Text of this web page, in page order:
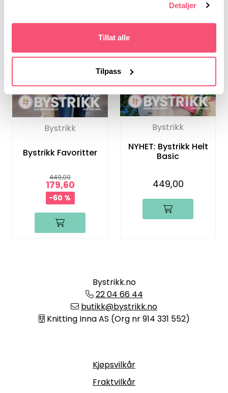
Detaljer
Tillat alle
Tilpass
Bystrikk
Bystrikk Favoritter
449,00
179,60
-60 %
Bystrikk
NYHET: Bystrikk Helt
Basic
449,00
Bystrikk.no
22 04 66 44
butikk@bystrikk.no
Knitting Inna AS (Org nr 914 331 552)
Kjøpsvilkår
Fraktvilkår